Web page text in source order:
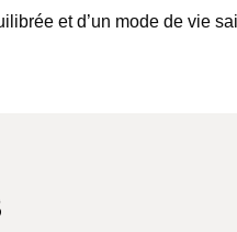
et d’un mode de vie